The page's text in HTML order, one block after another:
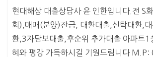
현대해상 대출상담사 윤 인한입니다.전 S
회),매매(분양)잔금, 대환대출,신탁대환,
환,3자담보대출,후순위 추가대출 아파트1
혜와 평강 가득하시길 기원드림니다